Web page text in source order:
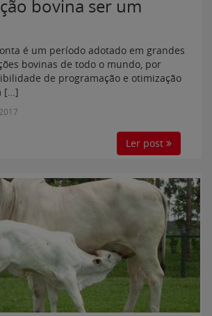
bovina ser um
é um período adotado em grandes
bovinas de todo o mundo, por
de programação e otimização
[…]
Ler post